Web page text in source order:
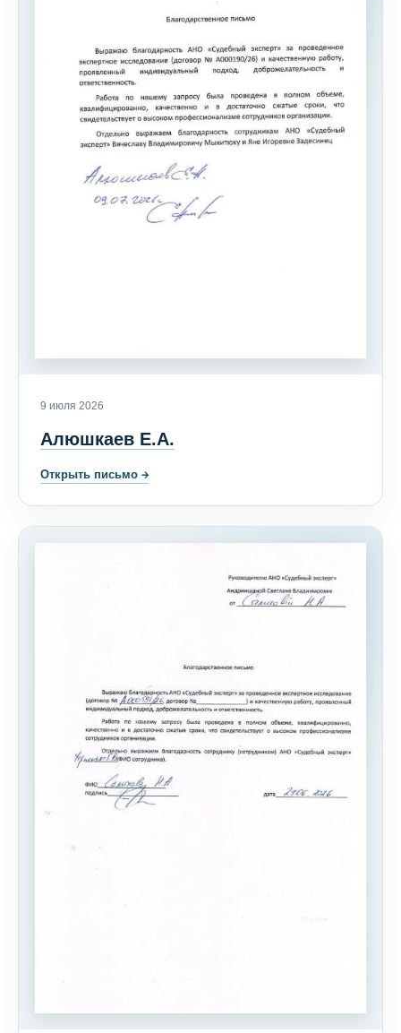
9 июля 2026
Алюшкаев Е.А.
Открыть письмо →